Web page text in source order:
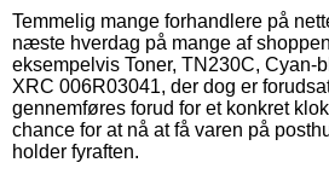
Temmelig mange forhandlere på
næste hverdag på mange af
eksempelvis Toner, TN230C, Cyan-
XRC 006R03041, der dog er
gennemføres forud for et konkret
chance for at nå at få varen på
holder fyraften.